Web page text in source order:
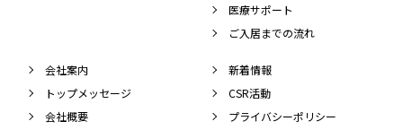
医療サポート
ご入居までの流れ
会社案内
トップメッセージ
会社概要
新着情報
CSR活動
プライバシーポリシー